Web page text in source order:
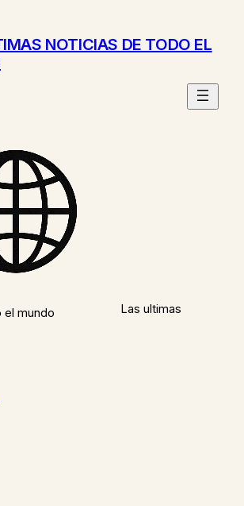
NOTICIAS DE TODO EL
Las ultimas
el mundo